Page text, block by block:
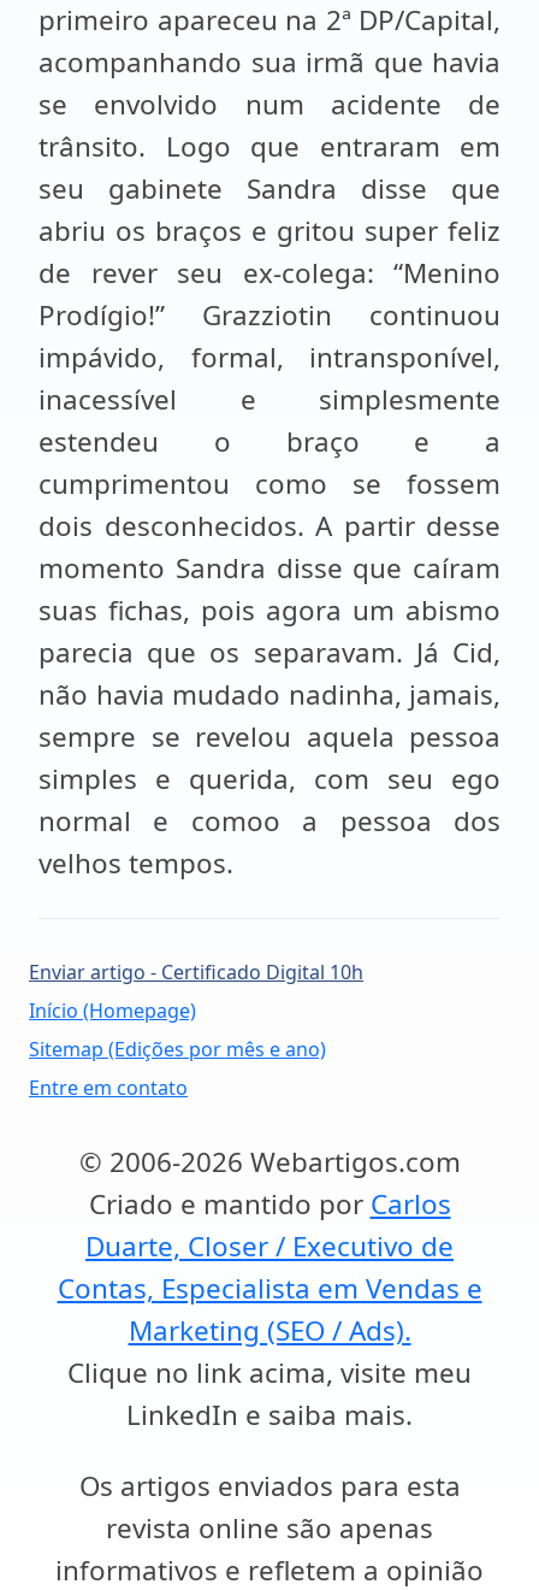
primeiro apareceu na 2ª DP/Capital,
acompanhando sua irmã que havia
se envolvido num acidente de
trânsito. Logo que entraram em
seu gabinete Sandra disse que
abriu os braços e gritou super feliz
de rever seu ex-colega: “Menino
Prodígio!” Grazziotin continuou
impávido, formal, intransponível,
inacessível e simplesmente
estendeu o braço e a
cumprimentou como se fossem
dois desconhecidos. A partir desse
momento Sandra disse que caíram
suas fichas, pois agora um abismo
parecia que os separavam. Já Cid,
não havia mudado nadinha, jamais,
sempre se revelou aquela pessoa
simples e querida, com seu ego
normal e comoo a pessoa dos
velhos tempos.
Enviar artigo - Certificado Digital 10h
Início (Homepage)
Sitemap (Edições por mês e ano)
Entre em contato
© 2006-2026 Webartigos.com
Criado e mantido por Carlos
Duarte, Closer / Executivo de
Contas, Especialista em Vendas e
Marketing (SEO / Ads).
Clique no link acima, visite meu
LinkedIn e saiba mais.
Os artigos enviados para esta
revista online são apenas
informativos e refletem a opinião